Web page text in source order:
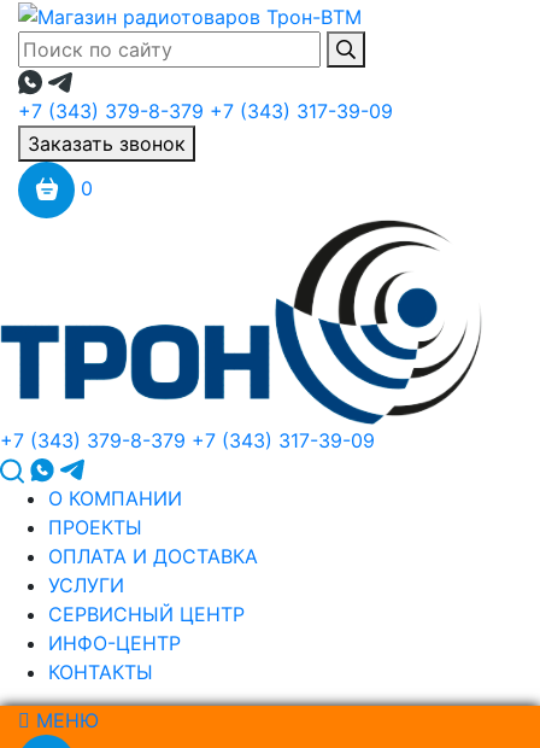
+7 (343) 379-8-379 +7 (343) 317-39-09
Заказать звонок
0
+7 (343) 379-8-379 +7 (343) 317-39-09
О КОМПАНИИ
ПРОЕКТЫ
ОПЛАТА И ДОСТАВКА
УСЛУГИ
СЕРВИСНЫЙ ЦЕНТР
ИНФО-ЦЕНТР
КОНТАКТЫ
МЕНЮ